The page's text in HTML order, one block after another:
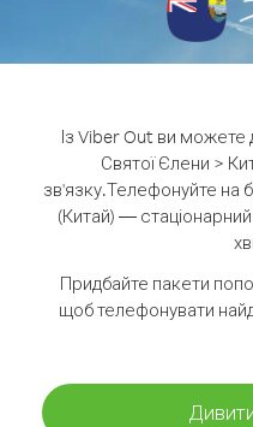
Із Viber Out ви можете
Святої Єлени >
зв'язку.Телефонуйте на
(Китай) —
Придбайте пакети
щоб телефонувати